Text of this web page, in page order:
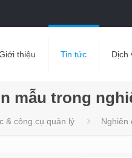
thiệu Tin tức Dịch
mẫu trong
& công cụ quản lý Nghiên